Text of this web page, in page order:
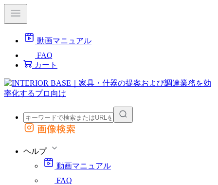
動画マニュアル
FAQ
カート
外部サイトの商品をカートに追加
画像検索
ヘルプ
動画マニュアル
FAQ